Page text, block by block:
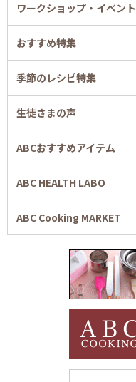
ワークショップ・イベント
おすすめ特集
季節のレシピ特集
生徒さまの声
ABCおすすめアイテム
ABC HEALTH LABO
ABC Cooking MARKET